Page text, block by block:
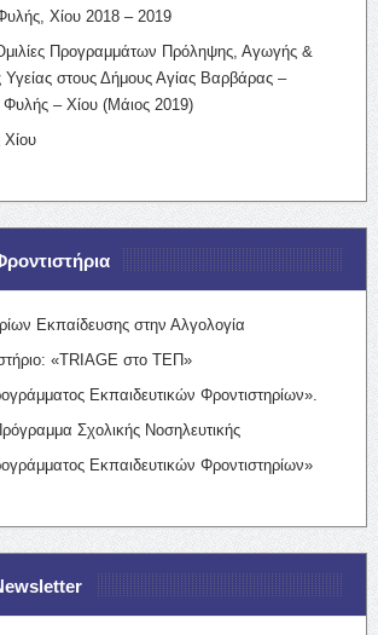
Χίου 2018 – 2019
Προγραμμάτων Πρόληψης, Αγωγής &
στους Δήμους Αγίας Βαρβάρας –
– Χίου (Μάιος 2019)
Εκπαίδευσης στην Αλγολογία
«TRIAGE στο ΤΕΠ»
Εκπαιδευτικών Φροντιστηρίων».
Σχολικής Νοσηλευτικής
Εκπαιδευτικών Φροντιστηρίων»